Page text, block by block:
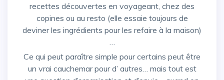
recettes découvertes en voyageant, chez des
copines ou au resto (elle essaie toujours de
deviner les ingrédients pour les refaire à la maison)
…
Ce qui peut paraître simple pour certains peut être
un vrai cauchemar pour d’ autres… mais tout est